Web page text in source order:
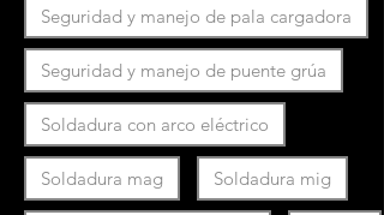
Seguridad y manejo de pala cargadora
Seguridad y manejo de puente grúa
Soldadura con arco eléctrico
Soldadura mag Soldadura mig